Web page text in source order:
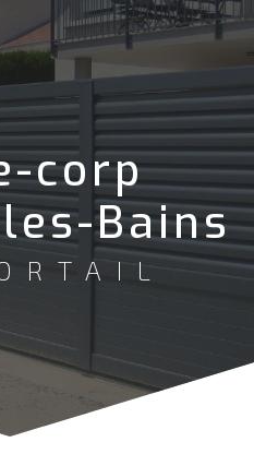
corp
Bains